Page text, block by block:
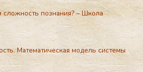
познания? – Школа
Математическая модель системы